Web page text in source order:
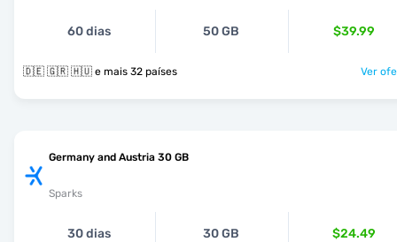
60 dias 50 GB $39.99
🇩🇪 🇬🇷 🇭🇺 e mais 32 países Ver
Germany and Austria 30 GB
Sparks
30 dias 30 GB $24.49